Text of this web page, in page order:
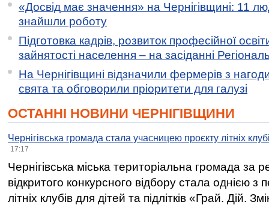
«Досвід має значення» на Чернігівщині: 11
знайшли роботу
Підготовка кадрів, розвиток професійної
зайнятості населення – на засіданні
На Чернігівщині відзначили фермерів з
свята та обговорили пріоритети для галузі
ОСТАННІ НОВИНИ ЧЕРНІГІВЩИНИ
Чернігівська громада стала учасницею проєкту літніх
17:17
Чернігівська міська територіальна громада за
відкритого конкурсного відбору стала однією
літніх клубів для дітей та підлітків «Грай. Дій.